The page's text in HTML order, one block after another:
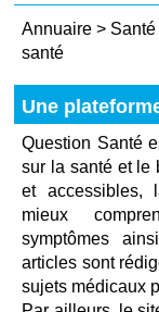
Annuaire > Santé
santé
Une
Question Santé
sur la santé et le
et accessibles,
mieux
symptômes
articles sont
sujets médicaux